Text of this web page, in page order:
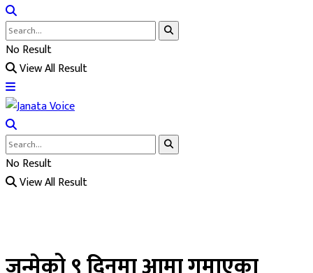
No Result
View All Result
No Result
View All Result